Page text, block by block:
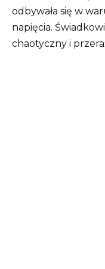
odbywała się w
napięcia.
chaotyczny i